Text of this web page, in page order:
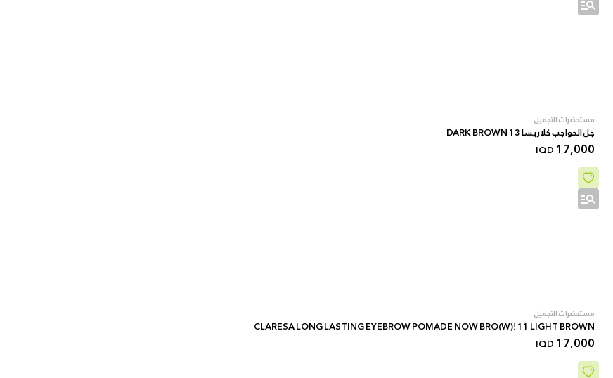
مستحضرات التجميل
جل الحواجب كلاريسا 13 DARK BROWN
17,000
IQD
مستحضرات التجميل
CLARESA LONG LASTING EYEBROW POMADE NOW BRO(W)! 11 LIGHT BROWN
17,000
IQD